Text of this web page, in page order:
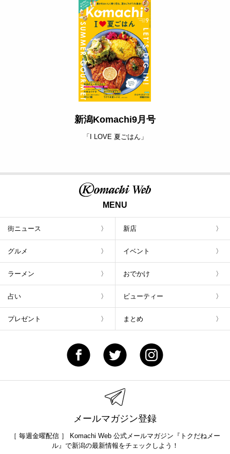
新潟Komachi9月号
「I LOVE 夏ごはん」
MENU
街ニュース 新店
グルメ イベント
ラーメン おでかけ
占い ビューティー
プレゼント まとめ
メールマガジン登録
［ 毎週金曜配信 ］ Komachi Web 公式メールマガジン『トクだねメー
ル』で新潟の最新情報をチェックしよう！